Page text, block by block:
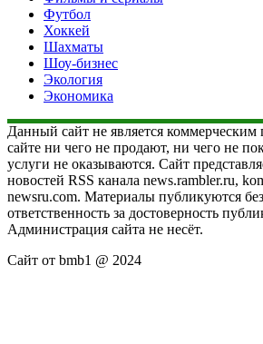
Футбол
Хоккей
Шахматы
Шоу-бизнес
Экология
Экономика
Данный сайт не является
сайте ни чего не продают, ни чего не
услуги не оказываются. Сайт
новостей RSS канала news.rambler.ru,
newsru.com. Материалы публикуются
ответственность за достоверность
Администрация сайта не несёт.
Сайт от bmb1 @ 2024